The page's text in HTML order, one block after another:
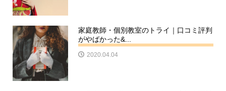
家庭教師・個別教室のトライ｜口コミ評判
がやばかった&...
2020.04.04